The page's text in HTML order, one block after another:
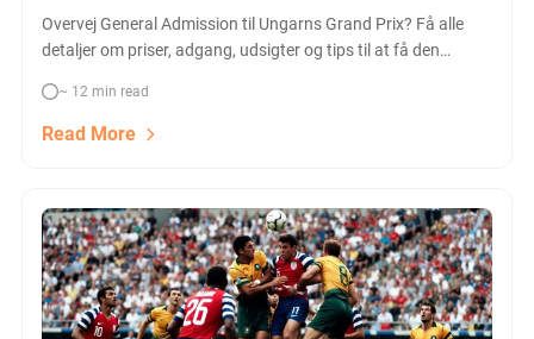
Overvej General Admission til Ungarns Grand Prix? Få alle
detaljer om priser, adgang, udsigter og tips til at få den
billettyper her.
~ 12 min read
Read More